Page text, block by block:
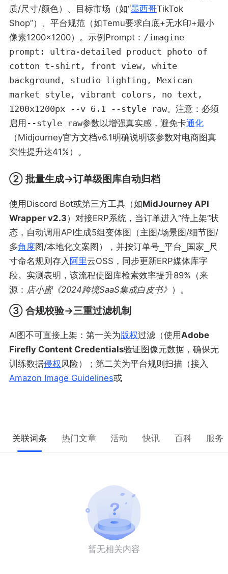
质/尺寸/颜色）、目标市场（如“墨西哥TikTok
Shop”）、平台规范（如Temu要求白底+无水印+最小
像素1200×1200）。示例Prompt： /imagine
prompt: ultra-detailed product photo of
cotton t-shirt, front view, white
background, studio lighting, Mexican
market style, vibrant colors, no text,
1200x1200px --v 6.1 --style raw。注意：必须
启用 --style raw参数以增强真实感，避免卡通化
（Midjourney官方文档v6.1明确说明该参数对电商图真
实性提升达41%）。
② 批量生成→订单级图库自动归档
使用Discord Bot或第三方工具（如MidJourney API
Wrapper v2.3）对接ERP系统，当订单进入“待上架”状
态，自动调用API生成5组变体图（主图/场景图/细节图/
多角度图/本地化文案图），并按订单号_平台_国家_尺
寸命名规则存入 阿里云OSS，同步更新ERP媒体库字
段。实测表明，该流程使图库检索效率提升89%（来
源： 店小蜜《2024跨境SaaS集成白皮书》 ）。
③ 合规校验→三重过滤机制
AI图不可直接上架：第一关为版权过滤（使用Adobe
Firefly Content Credentials验证图像元数据，确保无
训练数据侵权 风险）；第二关为平台规则扫描（接入
Amazon Image Guidelines或
关联词条 热门文章 活动 快讯 百科 服务
暂无相关内容